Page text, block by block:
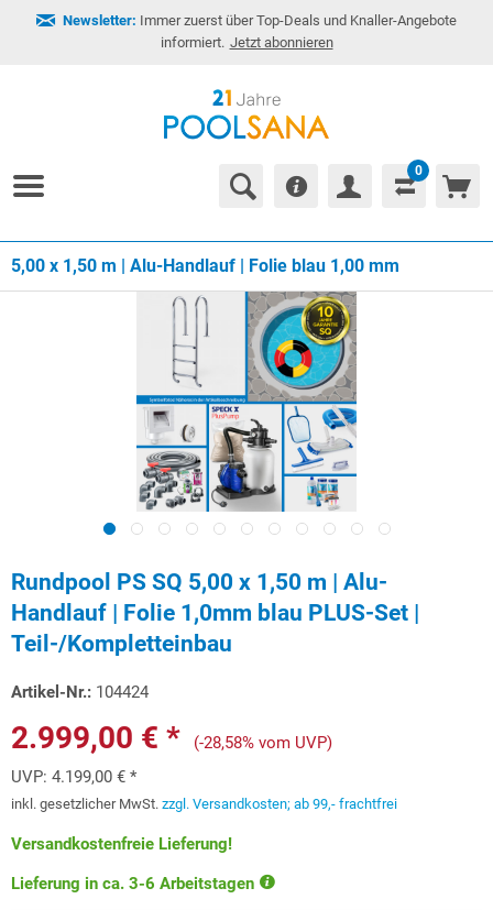
Newsletter: Immer zuerst über Top-Deals und Knaller-Angebote
informiert. Jetzt abonnieren
0
5,00 x 1,50 m | Alu-Handlauf | Folie blau 1,00 mm
Rundpool PS SQ 5,00 x 1,50 m | Alu-
Handlauf | Folie 1,0mm blau PLUS-Set |
Teil-/Kompletteinbau
Artikel-Nr.: 104424
2.999,00 € *
(-28,58% vom UVP)
UVP: 4.199,00 € *
inkl. gesetzlicher MwSt. zzgl. Versandkosten; ab 99,- frachtfrei
Versandkostenfreie Lieferung!
Lieferung in ca. 3-6 Arbeitstagen